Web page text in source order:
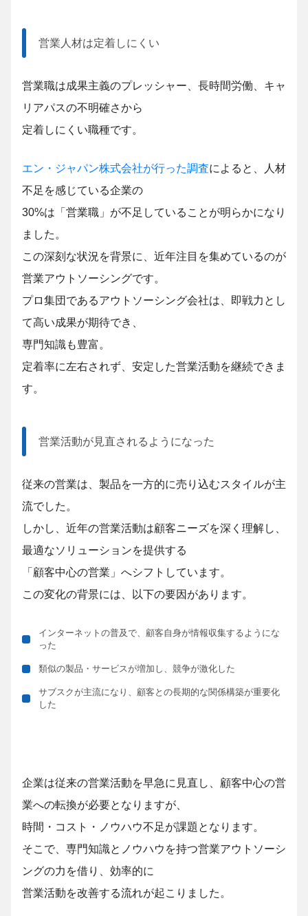
営業人材は定着しにくい
営業職は成果主義のプレッシャー、長時間労働、キャ
リアパスの不明確さから
定着しにくい職種です。
エン・ジャパン株式会社が行った調査によると、人材
不足を感じている企業の
30%は「営業職」が不足していることが明らかになり
ました。
この深刻な状況を背景に、近年注目を集めているのが
営業アウトソーシングです。
プロ集団であるアウトソーシング会社は、即戦力とし
て高い成果が期待でき、
専門知識も豊富。
定着率に左右されず、安定した営業活動を継続できま
す。
営業活動が見直されるようになった
従来の営業は、製品を一方的に売り込むスタイルが主
流でした。
しかし、近年の営業活動は顧客ニーズを深く理解し、
最適なソリューションを提供する
「顧客中心の営業」へシフトしています。
この変化の背景には、以下の要因があります。
インターネットの普及で、顧客自身が情報収集するようにな
った
類似の製品・サービスが増加し、競争が激化した
サブスクが主流になり、顧客との長期的な関係構築が重要化
した
企業は従来の営業活動を早急に見直し、顧客中心の営
業への転換が必要となりますが、
時間・コスト・ノウハウ不足が課題となります。
そこで、専門知識とノウハウを持つ営業アウトソーシ
ングの力を借り、効率的に
営業活動を改善する流れが起こりました。